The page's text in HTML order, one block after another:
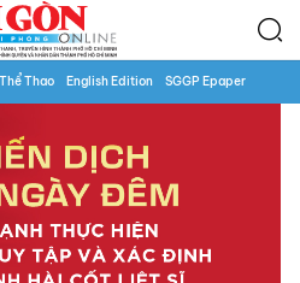
Thao English Edition SGGP Epaper